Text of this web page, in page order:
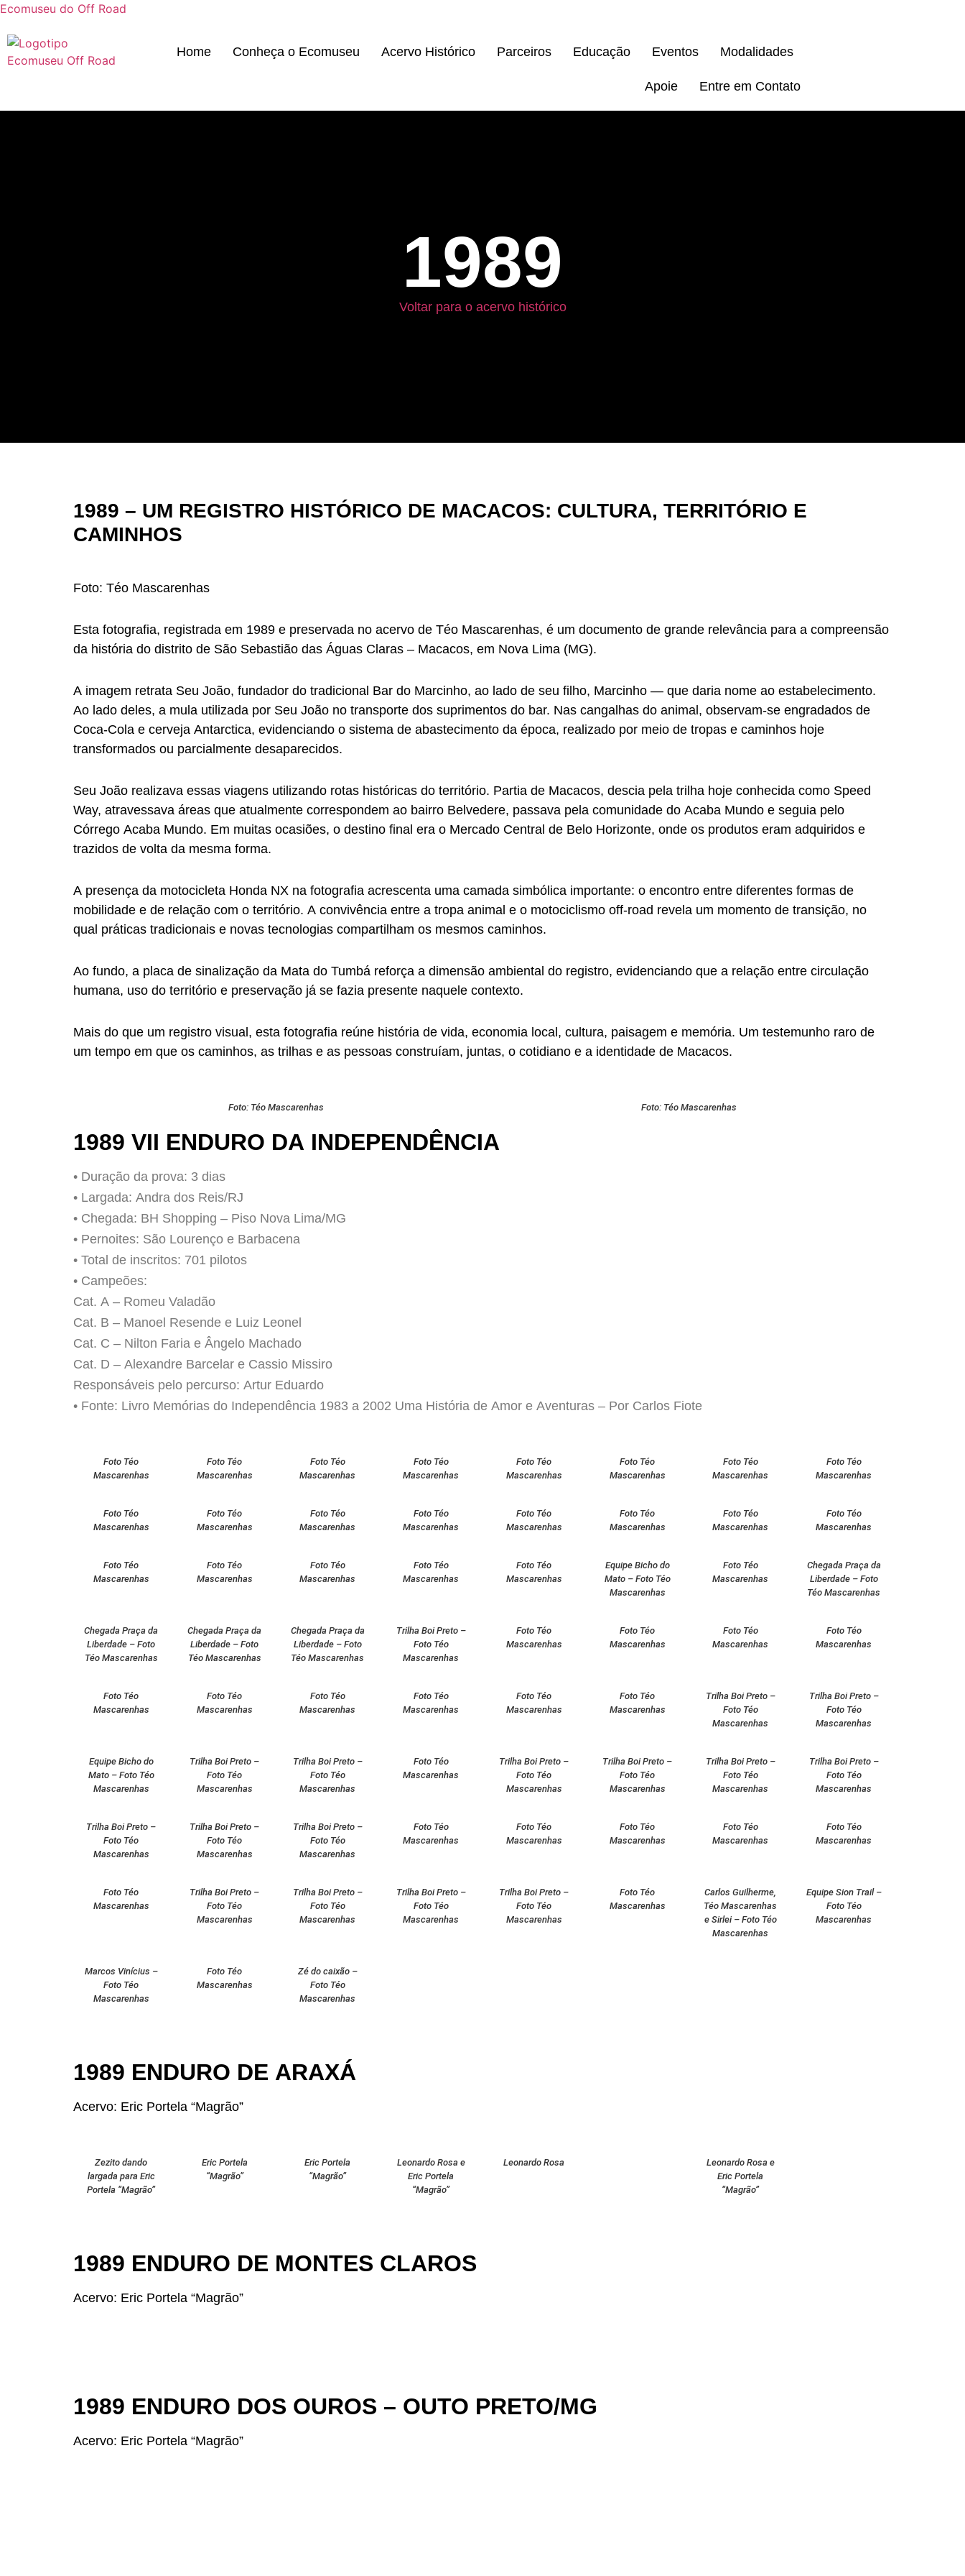
Ecomuseu do Off Road
Home Conheça o Ecomuseu Acervo Histórico Parceiros Educação Eventos Modalidades
Apoie Entre em Contato
1989
Voltar para o acervo histórico
1989 – UM REGISTRO HISTÓRICO DE MACACOS: CULTURA, TERRITÓRIO E
CAMINHOS
Foto: Téo Mascarenhas
Esta fotografia, registrada em 1989 e preservada no acervo de Téo Mascarenhas, é um documento de grande relevância para a compreensão
da história do distrito de São Sebastião das Águas Claras – Macacos, em Nova Lima (MG).
A imagem retrata Seu João, fundador do tradicional Bar do Marcinho, ao lado de seu filho, Marcinho — que daria nome ao estabelecimento.
Ao lado deles, a mula utilizada por Seu João no transporte dos suprimentos do bar. Nas cangalhas do animal, observam-se engradados de
Coca-Cola e cerveja Antarctica, evidenciando o sistema de abastecimento da época, realizado por meio de tropas e caminhos hoje
transformados ou parcialmente desaparecidos.
Seu João realizava essas viagens utilizando rotas históricas do território. Partia de Macacos, descia pela trilha hoje conhecida como Speed
Way, atravessava áreas que atualmente correspondem ao bairro Belvedere, passava pela comunidade do Acaba Mundo e seguia pelo
Córrego Acaba Mundo. Em muitas ocasiões, o destino final era o Mercado Central de Belo Horizonte, onde os produtos eram adquiridos e
trazidos de volta da mesma forma.
A presença da motocicleta Honda NX na fotografia acrescenta uma camada simbólica importante: o encontro entre diferentes formas de
mobilidade e de relação com o território. A convivência entre a tropa animal e o motociclismo off-road revela um momento de transição, no
qual práticas tradicionais e novas tecnologias compartilham os mesmos caminhos.
Ao fundo, a placa de sinalização da Mata do Tumbá reforça a dimensão ambiental do registro, evidenciando que a relação entre circulação
humana, uso do território e preservação já se fazia presente naquele contexto.
Mais do que um registro visual, esta fotografia reúne história de vida, economia local, cultura, paisagem e memória. Um testemunho raro de
um tempo em que os caminhos, as trilhas e as pessoas construíam, juntas, o cotidiano e a identidade de Macacos.
Foto: Téo Mascarenhas Foto: Téo Mascarenhas
1989 VII ENDURO DA INDEPENDÊNCIA
• Duração da prova: 3 dias
• Largada: Andra dos Reis/RJ
• Chegada: BH Shopping – Piso Nova Lima/MG
• Pernoites: São Lourenço e Barbacena
• Total de inscritos: 701 pilotos
• Campeões:
Cat. A – Romeu Valadão
Cat. B – Manoel Resende e Luiz Leonel
Cat. C – Nilton Faria e Ângelo Machado
Cat. D – Alexandre Barcelar e Cassio Missiro
Responsáveis pelo percurso: Artur Eduardo
• Fonte: Livro Memórias do Independência 1983 a 2002 Uma História de Amor e Aventuras – Por Carlos Fiote
Foto Téo
Mascarenhas
Foto Téo
Mascarenhas
Foto Téo
Mascarenhas
Foto Téo
Mascarenhas
Foto Téo
Mascarenhas
Foto Téo
Mascarenhas
Foto Téo
Mascarenhas
Foto Téo
Mascarenhas
Foto Téo
Mascarenhas
Foto Téo
Mascarenhas
Foto Téo
Mascarenhas
Foto Téo
Mascarenhas
Foto Téo
Mascarenhas
Foto Téo
Mascarenhas
Foto Téo
Mascarenhas
Foto Téo
Mascarenhas
Foto Téo
Mascarenhas
Foto Téo
Mascarenhas
Foto Téo
Mascarenhas
Foto Téo
Mascarenhas
Foto Téo
Mascarenhas
Equipe Bicho do
Mato – Foto Téo
Mascarenhas
Foto Téo
Mascarenhas
Chegada Praça da
Liberdade – Foto
Téo Mascarenhas
Chegada Praça da
Liberdade – Foto
Téo Mascarenhas
Chegada Praça da
Liberdade – Foto
Téo Mascarenhas
Chegada Praça da
Liberdade – Foto
Téo Mascarenhas
Trilha Boi Preto –
Foto Téo
Mascarenhas
Foto Téo
Mascarenhas
Foto Téo
Mascarenhas
Foto Téo
Mascarenhas
Foto Téo
Mascarenhas
Foto Téo
Mascarenhas
Foto Téo
Mascarenhas
Foto Téo
Mascarenhas
Foto Téo
Mascarenhas
Foto Téo
Mascarenhas
Foto Téo
Mascarenhas
Trilha Boi Preto –
Foto Téo
Mascarenhas
Trilha Boi Preto –
Foto Téo
Mascarenhas
Equipe Bicho do
Mato – Foto Téo
Mascarenhas
Trilha Boi Preto –
Foto Téo
Mascarenhas
Trilha Boi Preto –
Foto Téo
Mascarenhas
Foto Téo
Mascarenhas
Trilha Boi Preto –
Foto Téo
Mascarenhas
Trilha Boi Preto –
Foto Téo
Mascarenhas
Trilha Boi Preto –
Foto Téo
Mascarenhas
Trilha Boi Preto –
Foto Téo
Mascarenhas
Trilha Boi Preto –
Foto Téo
Mascarenhas
Trilha Boi Preto –
Foto Téo
Mascarenhas
Trilha Boi Preto –
Foto Téo
Mascarenhas
Foto Téo
Mascarenhas
Foto Téo
Mascarenhas
Foto Téo
Mascarenhas
Foto Téo
Mascarenhas
Foto Téo
Mascarenhas
Foto Téo
Mascarenhas
Trilha Boi Preto –
Foto Téo
Mascarenhas
Trilha Boi Preto –
Foto Téo
Mascarenhas
Trilha Boi Preto –
Foto Téo
Mascarenhas
Trilha Boi Preto –
Foto Téo
Mascarenhas
Foto Téo
Mascarenhas
Carlos Guilherme,
Téo Mascarenhas
e Sirlei – Foto Téo
Mascarenhas
Equipe Sion Trail –
Foto Téo
Mascarenhas
Marcos Vinícius –
Foto Téo
Mascarenhas
Foto Téo
Mascarenhas
Zé do caixão –
Foto Téo
Mascarenhas
1989 ENDURO DE ARAXÁ
Acervo: Eric Portela “Magrão”
Zezito dando
largada para Eric
Portela “Magrão”
Eric Portela
“Magrão”
Eric Portela
“Magrão”
Leonardo Rosa e
Eric Portela
“Magrão”
Leonardo Rosa
Leonardo Rosa e
Eric Portela
“Magrão”
1989 ENDURO DE MONTES CLAROS
Acervo: Eric Portela “Magrão”
1989 ENDURO DOS OUROS – OUTO PRETO/MG
Acervo: Eric Portela “Magrão”